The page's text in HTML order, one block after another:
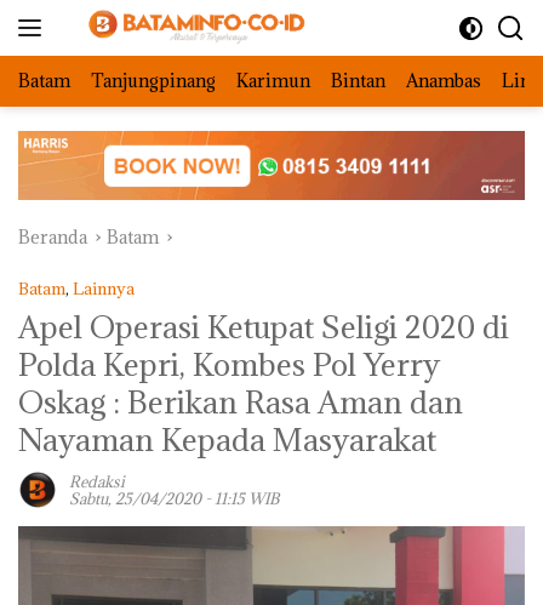
Batam Tanjungpinang Karimun Bintan Anambas
Beranda Batam
Batam, Lainnya
Apel Operasi Ketupat Seligi 2020 di
Polda Kepri, Kombes Pol Yerry
Oskag : Berikan Rasa Aman dan
Nayaman Kepada Masyarakat
Redaksi
Sabtu, 25/04/2020 - 11:15 WIB